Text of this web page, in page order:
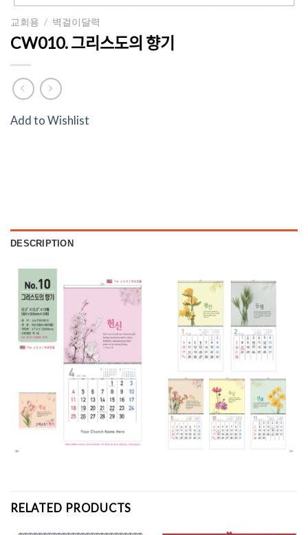
교회용 / 벽걸이달력
CW010. 그리스도의 향기
Add to Wishlist
DESCRIPTION
RELATED PRODUCTS